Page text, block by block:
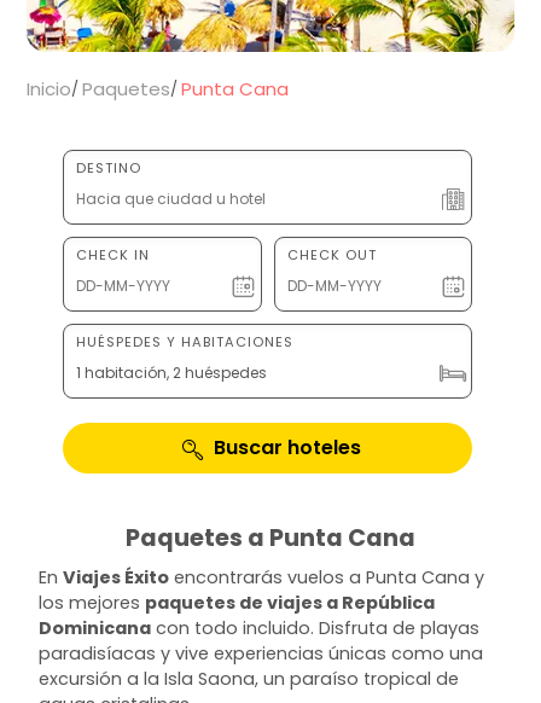
Inicio Paquetes Punta Cana
DESTINO
CHECK IN CHECK OUT
HUÉSPEDES Y HABITACIONES
1 habitación, 2 huéspedes
Buscar hoteles
Paquetes a Punta Cana
EnViajes Éxito encontrarás vuelos a Punta Cana y
los mejores paquetes de viajes a República
Dominicana con todo incluido. Disfruta de playas
paradisíacas y vive experiencias únicas como una
excursión a la Isla Saona, un paraíso tropical de